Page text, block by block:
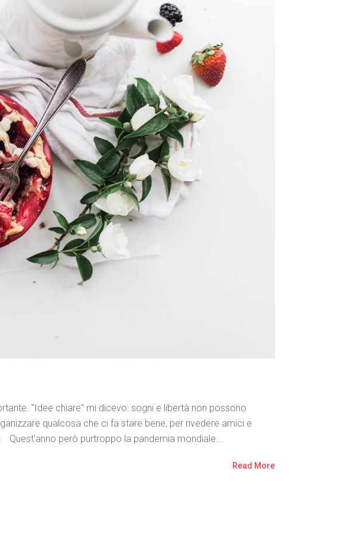
"Idee chiare" mi dicevo: sogni e libertà non possono
qualcosa che ci fa stare bene, per rivedere amici e
Quest'anno però purtroppo la pandemia mondiale...
Read More